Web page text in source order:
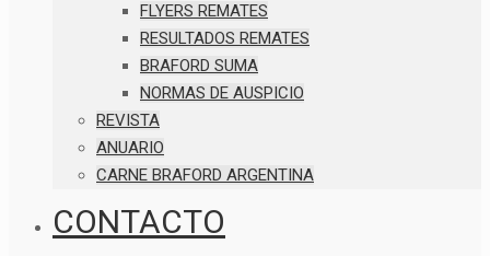
FLYERS REMATES
RESULTADOS REMATES
BRAFORD SUMA
NORMAS DE AUSPICIO
REVISTA
ANUARIO
CARNE BRAFORD ARGENTINA
CONTACTO